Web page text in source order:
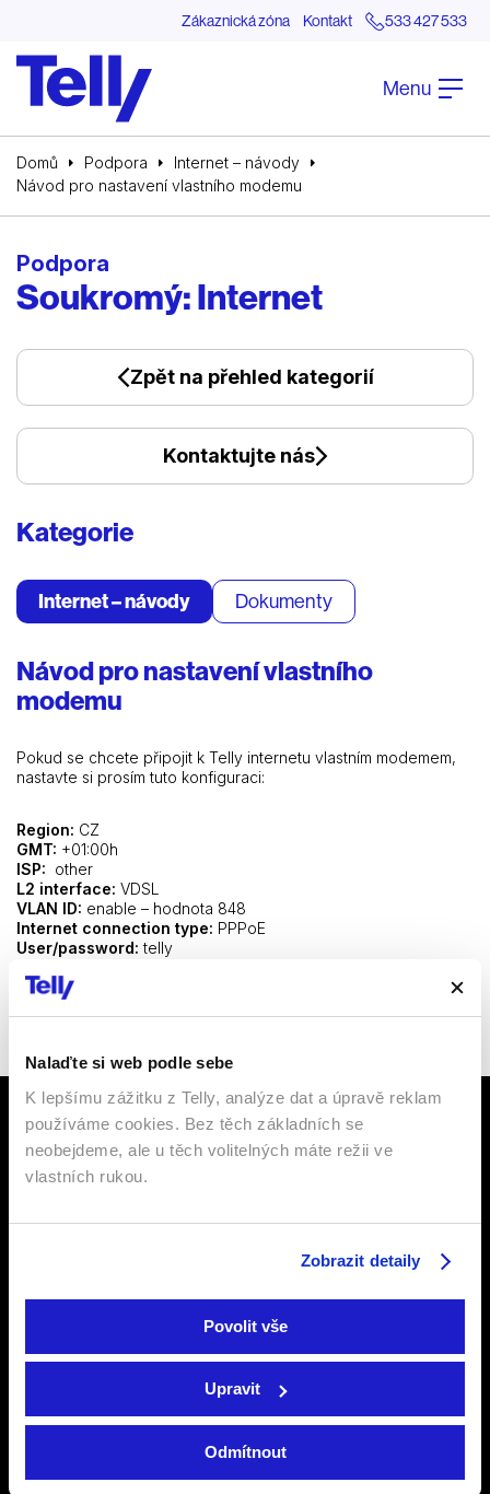
Nalaďte si web podle sebe
K lepšímu zážitku z Telly, analýze dat a úpravě reklam
používáme cookies. Bez těch základních se
neobejdeme, ale u těch volitelných máte režii ve
vlastních rukou.
Zobrazit detaily
Povolit vše
Upravit
Odmítnout
Zákaznická zóna Kontakt 533 427 533
Menu
Domů Podpora
Internet – návody
Návod pro nastavení vlastního modemu
Podpora
Soukromý: Internet
Zpět na přehled kategorií
Kontaktujte nás
Kategorie
Internet – návody Dokumenty
Návod pro nastavení vlastního
modemu
Pokud se chcete připojit k Telly internetu vlastním modemem,
nastavte si prosím tuto konfiguraci:
Region: CZ
GMT: +01:00h
ISP: other
L2 interface: VDSL
VLAN ID: enable – hodnota 848
Internet connection type: PPPoE
User/password: telly
Kde koupit dárkovou
TV program
Satelitní TV
Ochrana osobních
údajů
Šetříme planetu